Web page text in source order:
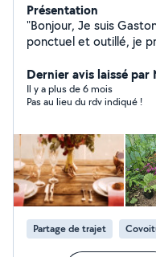
Présentation
"Bonjour, Je suis Gaston, votre voisin à Orgère Sérieux,
ponctuel et outillé, je
d'Orgères, Rennes Sud
(Bruz, Chartres-de Bretagne,
Montage de meubles,
de pelouse, taille de
Aide & Manutention:
d'objets encombrants. Pourquoi me choisir Travaille
sognè et respect des
disposition. Réponse rapide à vos messages N'hésitez
pas à me contater pour
bientôt!"
Dernier avis laissé par
Il y a plus de 6 mois
Pas au lieu du rdv indiqué !
Partage de trajet